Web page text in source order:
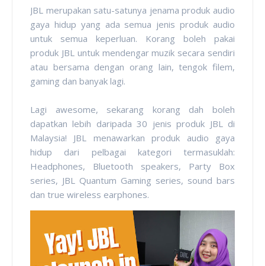
JBL merupakan satu-satunya jenama produk audio
gaya hidup yang ada semua jenis produk audio
untuk semua keperluan. Korang boleh pakai
produk JBL untuk mendengar muzik secara sendiri
atau bersama dengan orang lain, tengok filem,
gaming dan banyak lagi.
Lagi awesome, sekarang korang dah boleh
dapatkan lebih daripada 30 jenis produk JBL di
Malaysia! JBL menawarkan produk audio gaya
hidup dari pelbagai kategori termasuklah:
Headphones, Bluetooth speakers, Party Box
series, JBL Quantum Gaming series, sound bars
dan true wireless earphones.